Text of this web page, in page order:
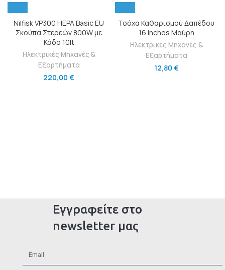
Nilfisk VP300 HEPA Basic EU
Σκούπα Στερεών 800W με
Κάδο 10lt
Ηλεκτρικές Μηχανές &
Εξαρτήματα
220,00 €
Τσόχα Καθαρισμού Δαπέδου
16 inches Μαύρη
Ηλεκτρικές Μηχανές &
Εξαρτήματα
12,80 €
Εγγραφείτε στο
newsletter μας